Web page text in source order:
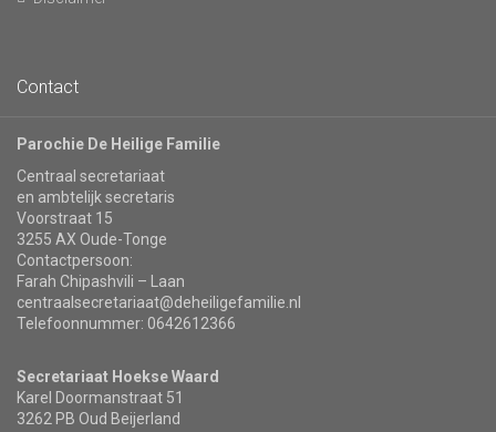
Contact
Parochie De Heilige Familie
Centraal secretariaat
en ambtelijk secretaris
Voorstraat 15
3255 AX Oude-Tonge
Contactpersoon:
Farah Chipashvili – Laan
centraalsecretariaat@deheiligefamilie.nl
Telefoonnummer: 0642612366
Secretariaat Hoekse Waard
Karel Doormanstraat 51
3262 PB Oud Beijerland